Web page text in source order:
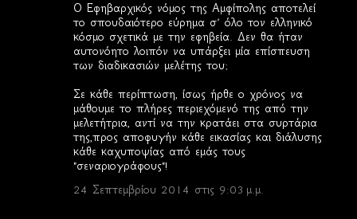
Ο Εφηβαρχικός νόμος της Αμφίπολης αποτελεί
το σπουδαιότερο εύρημα σ’ όλο τον ελληνικό
κόσμο σχετικά με την εφηβεία. Δεν θα ήταν
αυτονόητο λοιπόν να υπάρξει μία επίσπευση
των διαδικασιών μελέτης του;
Σε κάθε περίπτωση, ίσως ήρθε ο χρόνος να
μάθουμε το πλήρες περιεχόμενό της από την
μελετήτρια, αντί να την κρατάει στα συρτάρια
της,προς αποφυγήν κάθε εικασίας και διάλυσης
κάθε καχυποψίας από εμάς τους
"σεναριογράφους"!
24 Σεπτεμβρίου 2014 στις 9:03 μ.μ.